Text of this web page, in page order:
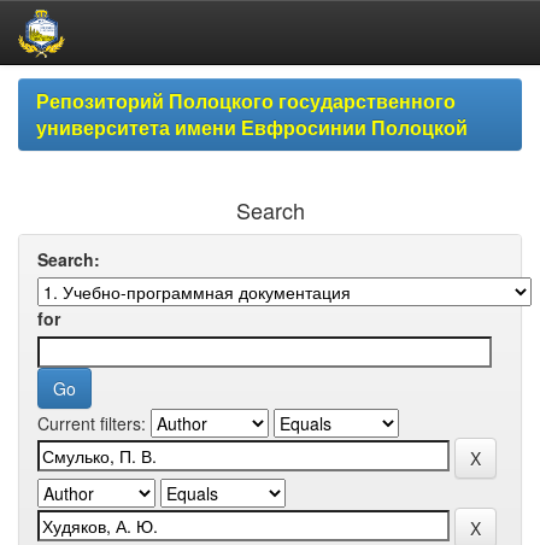
Skip
navigationРепозиторий Полоцкого государственного
университета имени Евфросинии Полоцкой
Search
Search:
for
Current filters: